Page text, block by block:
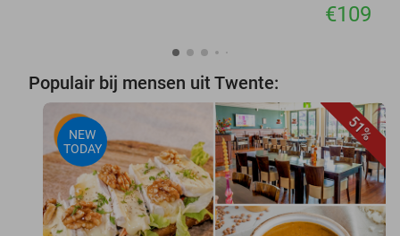
€109
Populair bij mensen uit Twente:
51%
NEW
TODAY